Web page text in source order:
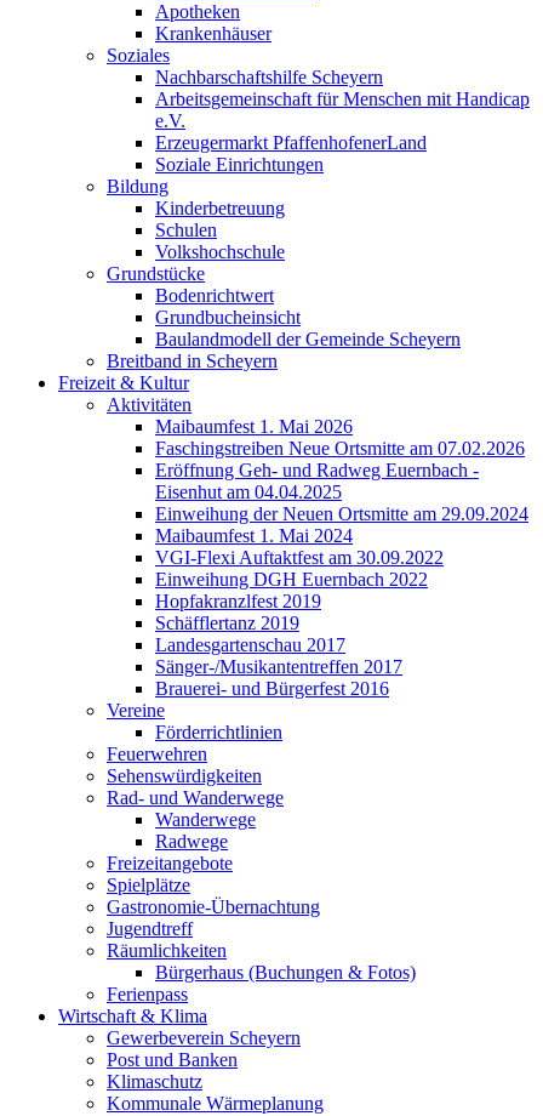
Apotheken
Krankenhäuser
Soziales
Nachbarschaftshilfe Scheyern
Arbeitsgemeinschaft für Menschen mit Handicap
e.V.
Erzeugermarkt PfaffenhofenerLand
Soziale Einrichtungen
Bildung
Kinderbetreuung
Schulen
Volkshochschule
Grundstücke
Bodenrichtwert
Grundbucheinsicht
Baulandmodell der Gemeinde Scheyern
Breitband in Scheyern
Freizeit & Kultur
Aktivitäten
Maibaumfest 1. Mai 2026
Faschingstreiben Neue Ortsmitte am 07.02.2026
Eröffnung Geh- und Radweg Euernbach -
Eisenhut am 04.04.2025
Einweihung der Neuen Ortsmitte am 29.09.2024
Maibaumfest 1. Mai 2024
VGI-Flexi Auftaktfest am 30.09.2022
Einweihung DGH Euernbach 2022
Hopfakranzlfest 2019
Schäfflertanz 2019
Landesgartenschau 2017
Sänger-/Musikantentreffen 2017
Brauerei- und Bürgerfest 2016
Vereine
Förderrichtlinien
Feuerwehren
Sehenswürdigkeiten
Rad- und Wanderwege
Wanderwege
Radwege
Freizeitangebote
Spielplätze
Gastronomie-Übernachtung
Jugendtreff
Räumlichkeiten
Bürgerhaus (Buchungen & Fotos)
Ferienpass
Wirtschaft & Klima
Gewerbeverein Scheyern
Post und Banken
Klimaschutz
Kommunale Wärmeplanung